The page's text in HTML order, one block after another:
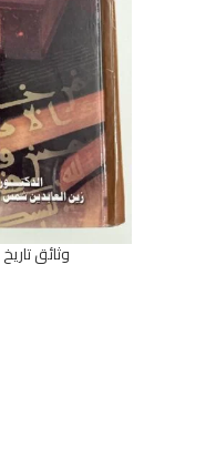
إضافة إلى السلة
وثائق